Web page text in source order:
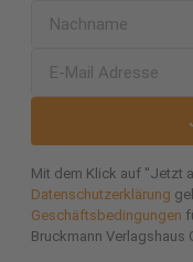
Mit dem Klick auf "Jetzt
Datenschutzerklärung
Geschäftsbedingungen
Bruckmann Verlagshaus